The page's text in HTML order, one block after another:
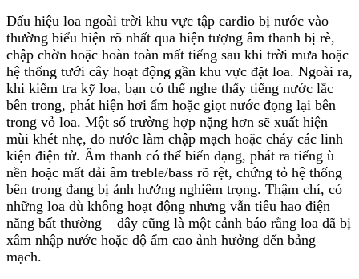
Dấu hiệu loa ngoài trời khu vực tập cardio bị nước vào
thường biểu hiện rõ nhất qua hiện tượng âm thanh bị rè,
chập chờn hoặc hoàn toàn mất tiếng sau khi trời mưa hoặc
hệ thống tưới cây hoạt động gần khu vực đặt loa. Ngoài ra,
khi kiểm tra kỹ loa, bạn có thể nghe thấy tiếng nước lắc
bên trong, phát hiện hơi ẩm hoặc giọt nước đọng lại bên
trong vỏ loa. Một số trường hợp nặng hơn sẽ xuất hiện
mùi khét nhẹ, do nước làm chập mạch hoặc cháy các linh
kiện điện tử. Âm thanh có thể biến dạng, phát ra tiếng ù
nền hoặc mất dải âm treble/bass rõ rệt, chứng tỏ hệ thống
bên trong đang bị ảnh hưởng nghiêm trọng. Thậm chí, có
những loa dù không hoạt động nhưng vẫn tiêu hao điện
năng bất thường – đây cũng là một cảnh báo rằng loa đã bị
xâm nhập nước hoặc độ ẩm cao ảnh hưởng đến bảng
mạch.